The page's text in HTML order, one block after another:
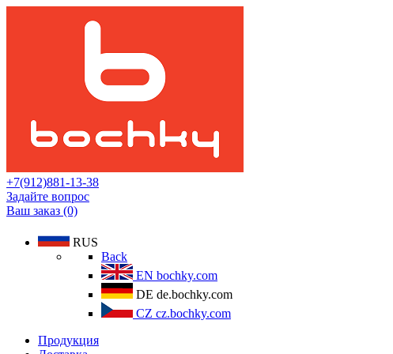
+7(912)881-13-38
Задайте вопрос
Ваш заказ (0)
RUS
Back
EN bochky.com
DE de.bochky.com
CZ cz.bochky.com
Продукция